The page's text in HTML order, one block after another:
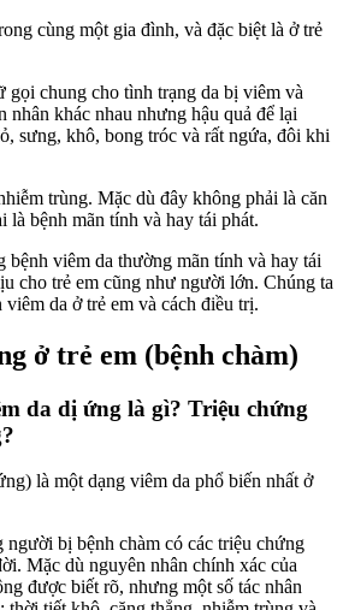
cùng một gia đình, và đặc biệt là ở trẻ
gọi chung cho tình trạng da bị viêm và
nhân khác nhau nhưng hậu quả để lại
sưng, khô, bong tróc và rất ngứa, đôi khi
trùng. Mặc dù đây không phải là căn
là bệnh mãn tính và hay tái phát.
viêm da thường mãn tính và hay tái
cho trẻ em cũng như người lớn. Chúng ta
da ở trẻ em và cách điều trị.
ở trẻ em (bệnh chàm)
da dị ứng là gì? Triệu chứng
là một dạng viêm da phổ biến nhất ở
người bị bệnh chàm có các triệu chứng
Mặc dù nguyên nhân chính xác của
được biết rõ, nhưng một số tác nhân